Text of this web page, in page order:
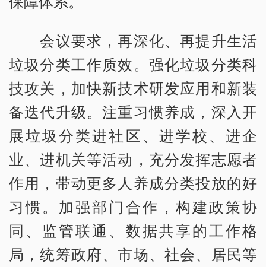
会议要求，再深化、再提升生活
垃圾分类工作质效。强化垃圾分类科
技攻关，加快新技术研发应用和新装
备迭代升级。注重习惯养成，深入开
展垃圾分类进社区、进学校、进企
业、进机关等活动，充分发挥志愿者
作用，带动更多人养成分类投放的好
习惯。加强部门合作，构建政策协
同、监管联通、数据共享的工作格
局，统筹政府、市场、社会、居民等